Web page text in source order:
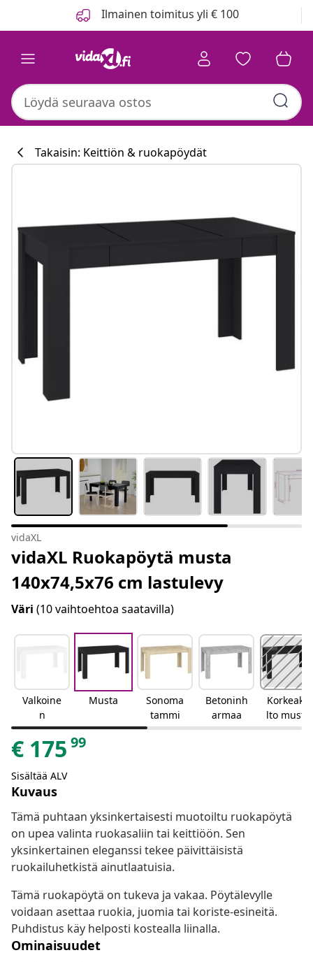
Ilmainen toimitus yli € 100
#sharemevidaxl
Takaisin: Keittiön & ruokapöydät
vidaXL
vidaXL Ruokapöytä musta
140x74,5x76 cm lastulevy
Väri (10 vaihtoehtoa saatavilla)
Valkoine
n
Musta
Sonoma
tammi
Betoninh
armaa
Korkeakii
lto musta
€ 175 99
Sisältää ALV
Kuvaus
Tämä puhtaan yksinkertaisesti muotoiltu ruokapöytä
on upea valinta ruokasaliin tai keittiöön. Sen
yksinkertainen eleganssi tekee päivittäisistä
ruokailuhetkistä ainutlaatuisia.
Tämä ruokapöytä on tukeva ja vakaa. Pöytälevylle
voidaan asettaa ruokia, juomia tai koriste-esineitä.
Puhdistus käy helposti kostealla liinalla.
Ominaisuudet